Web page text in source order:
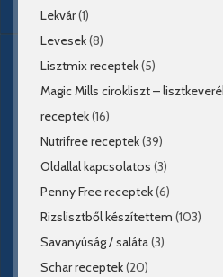
Lekvár(1)
Levesek(8)
Lisztmix receptek(5)
Magic Mills cirokliszt –
receptek(16)
Nutrifree receptek(39)
Oldallal kapcsolatos (3)
Penny Free receptek(6)
Rizslisztből készítettem (103)
Savanyúság / saláta(3)
Schar receptek(20)